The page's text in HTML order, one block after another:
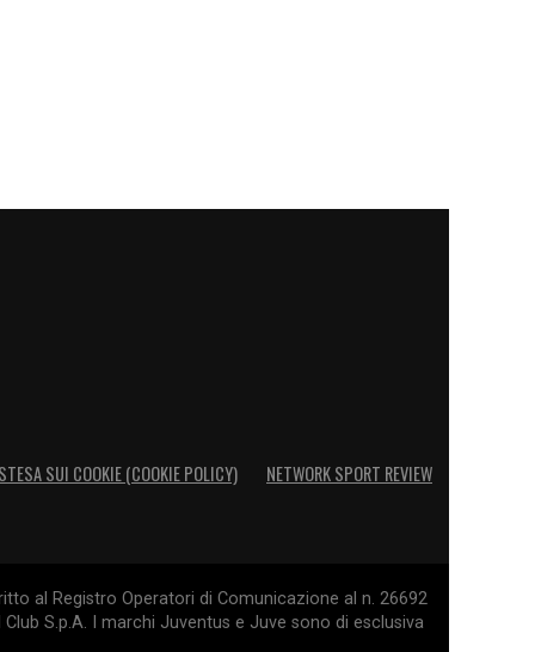
SUI COOKIE (COOKIE POLICY) NETWORK SPORT REVIEW
al Registro Operatori di Comunicazione al n. 26692
S.p.A. I marchi Juventus e Juve sono di esclusiva